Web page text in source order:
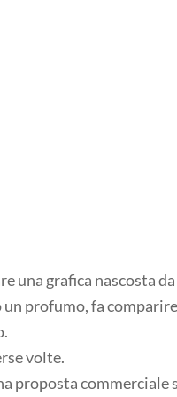
una grafica nascosta
profumo, fa
volte.
proposta commerciale